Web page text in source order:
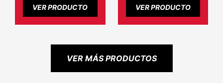
VER PRODUCTO VER PRODUCTO
VER MÁS PRODUCTOS